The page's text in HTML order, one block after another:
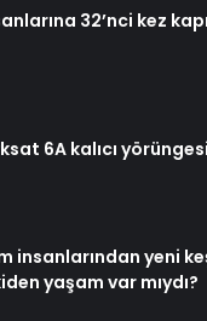
32’nci kez
6A kalıcı
insanlarından yeni
yaşam var mıydı?